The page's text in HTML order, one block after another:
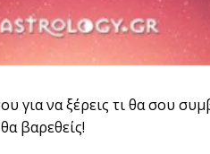
να ξέρεις τι θα σου
βαρεθείς!